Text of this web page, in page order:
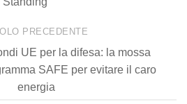
PRECEDENTE
UE per la difesa: la mossa
SAFE per evitare il caro
energia